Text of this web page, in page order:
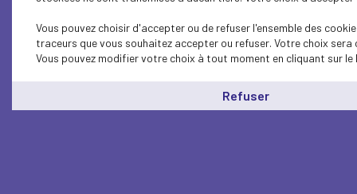
Vous pouvez choisir d'accepter ou de refuser l'ensemble des
traceurs que vous souhaitez accepter ou refuser. Votre choix
Vous pouvez modifier votre choix à tout moment en cliquant sur le
Refuser